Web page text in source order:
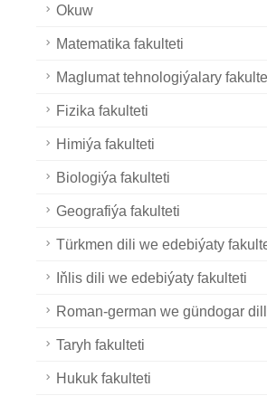
Okuw
Matematika fakulteti
Maglumat tehnologiýalary
Fizika fakulteti
Himiýa fakulteti
Biologiýa fakulteti
Geografiýa fakulteti
Türkmen dili we edebiýaty
Iňlis dili we edebiýaty fakulteti
Roman-german we gündogar
Taryh fakulteti
Hukuk fakulteti